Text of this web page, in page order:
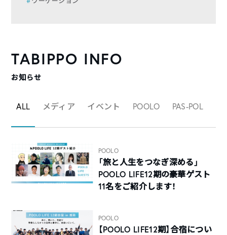
TABIPPO INFO
お知らせ
ALL メディア イベント POOLO PAS-POL
POOLO
「旅と人生をつなぎ深める」
POOLO LIFE12期の豪華ゲスト
11名をご紹介します！
POOLO
【POOLO LIFE12期】合宿につい